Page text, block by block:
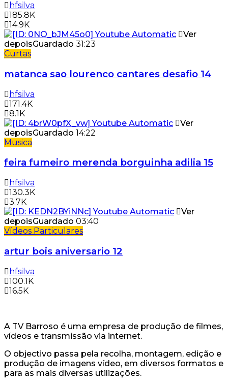
hfsilva
185.8K
14.9K
Ver
depoisGuardado 31:23
Curtas
matanca sao lourenco cantares desafio 14
hfsilva
171.4K
8.1K
Ver
depoisGuardado 14:22
Musica
feira fumeiro merenda borguinha adilia 15
hfsilva
130.3K
3.7K
Ver
depoisGuardado 03:40
Vídeos Particulares
artur bois aniversario 12
hfsilva
100.1K
16.5K
A TV Barroso é uma empresa de produção de filmes,
vídeos e transmissão via internet.
O objectivo passa pela recolha, montagem, edição e
produção de imagens vídeo, em diversos formatos e
para as mais diversas utilizações.